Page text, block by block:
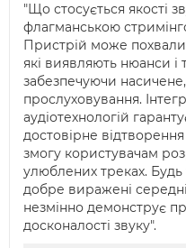
"Що стосується якості
флагманською
Пристрій може
які виявляють нюанси і
забезпечуючи
прослуховування.
аудіотехнологій
достовірне
змогу користувачам
улюблених треках. Будь
добре виражені
незмінно демонструє
досконалості звуку".